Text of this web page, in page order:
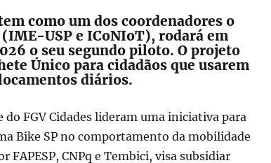
como um dos coordenadores o
USP e ICoNIoT), rodará em
o seu segundo piloto. O projeto
Único para cidadãos que usarem
diários.
do FGV Cidades lideram uma iniciativa para
Bike SP no comportamento da mobilidade
FAPESP, CNPq e Tembici, visa subsidiar